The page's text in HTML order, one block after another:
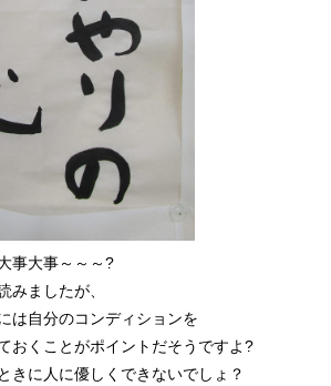
事大事～～～?
みましたが、
は自分のコンディションを
おくことがポイントだそうですよ?
きに人に優しくできないでしょ？